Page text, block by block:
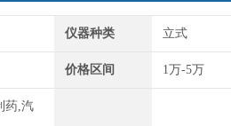
仪器种类 立式
价格区间 1万-5万
药,汽